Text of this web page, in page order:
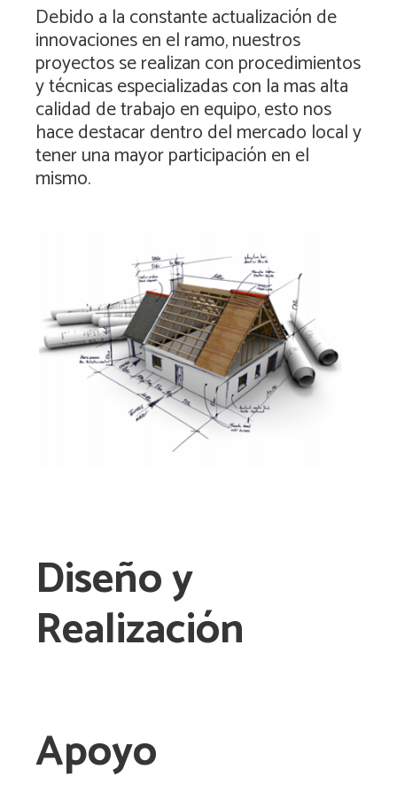
Debido a la constante actualización de
innovaciones en el ramo, nuestros
proyectos se realizan con procedimientos
y técnicas especializadas con la mas alta
calidad de trabajo en equipo, esto nos
hace destacar dentro del mercado local y
tener una mayor participación en el
mismo.
Diseño y
Realización
Apoyo